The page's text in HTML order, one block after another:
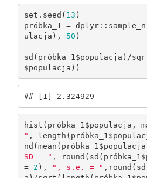
set.seed( 13 )
próbka_1 =
ulacja), 50 )
sd(próbka_1$populacja)/
$populacja))
## [1] 2.324929
hist(próbka_1$populacja,
" ,
SD = " ,
= 2 ), ", s.e. = "